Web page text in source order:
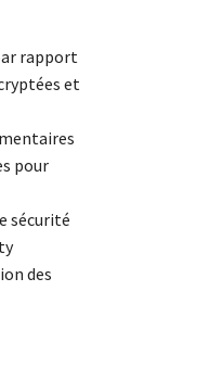
rapport
et
pour
sécurité
des